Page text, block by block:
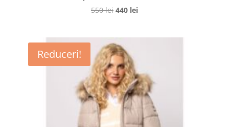
550lei Prețul
fost:
550 lei.
440 leiPrețul
Reduceri!